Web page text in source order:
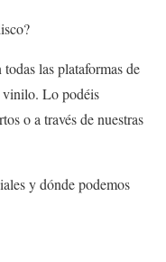
las plataformas de
vinilo. Lo podéis
o a través de nuestras
y dónde podemos